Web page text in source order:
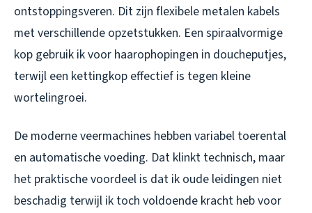
ontstoppingsveren. Dit zijn flexibele metalen kabels
met verschillende opzetstukken. Een spiraalvormige
kop gebruik ik voor haarophopingen in doucheputjes,
terwijl een kettingkop effectief is tegen kleine
wortelingroei.
De moderne veermachines hebben variabel toerental
en automatische voeding. Dat klinkt technisch, maar
het praktische voordeel is dat ik oude leidingen niet
beschadig terwijl ik toch voldoende kracht heb voor